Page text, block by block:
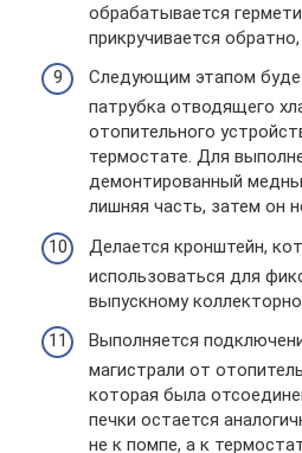
обрабатывается
прикручивается
Следующим этапом
патрубка отводящего
отопительного
термостате. Для
демонтированный
лишняя часть, затем он
Делается кронштейн,
использоваться для
выпускному
Выполняется
магистрали от
которая была
печки остается
не к помпе, а к